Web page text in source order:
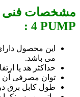
4 PUMP :
می باشد.
حداکثر هد یا ارتفاع
توان مصرفی آن : ۸۰ وات
طول کابل برق در